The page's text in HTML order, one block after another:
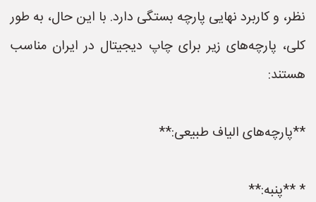
نظر، و کاربرد نهایی پارچه بستگی دارد. با این حال، به طور
کلی، پارچه‌های زیر برای چاپ دیجیتال در ایران مناسب
هستند:
**پارچه‌های الیاف طبیعی:**
* **پنبه:**